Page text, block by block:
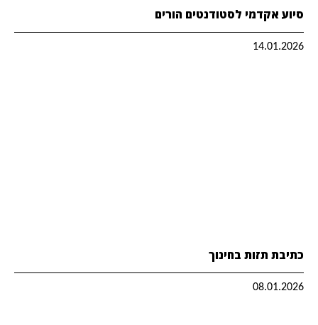
סיוע אקדמי לסטודנטים הורים
14.01.2026
כתיבת תזות בחינוך
08.01.2026